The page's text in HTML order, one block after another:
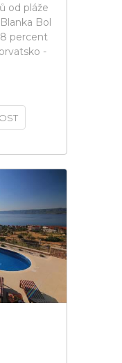
od pláže
Bol
percent
-